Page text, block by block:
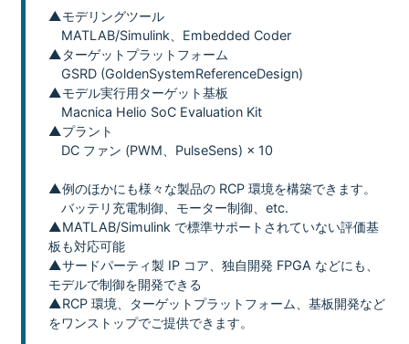
▲モデリングツール
MATLAB/Simulink、Embedded Coder
▲ターゲットプラットフォーム
GSRD (GoldenSystemReferenceDesign)
▲モデル実行用ターゲット基板
Macnica Helio SoC Evaluation Kit
▲プラント
DC ファン (PWM、PulseSens) × 10
▲例のほかにも様々な製品の RCP 環境を構築できます。
バッテリ充電制御、モーター制御、etc.
▲MATLAB/Simulink で標準サポートされていない評価基
板も対応可能
▲サードパーティ製 IP コア、独自開発 FPGA などにも、
モデルで制御を開発できる
▲RCP 環境、ターゲットプラットフォーム、基板開発など
をワンストップでご提供できます。